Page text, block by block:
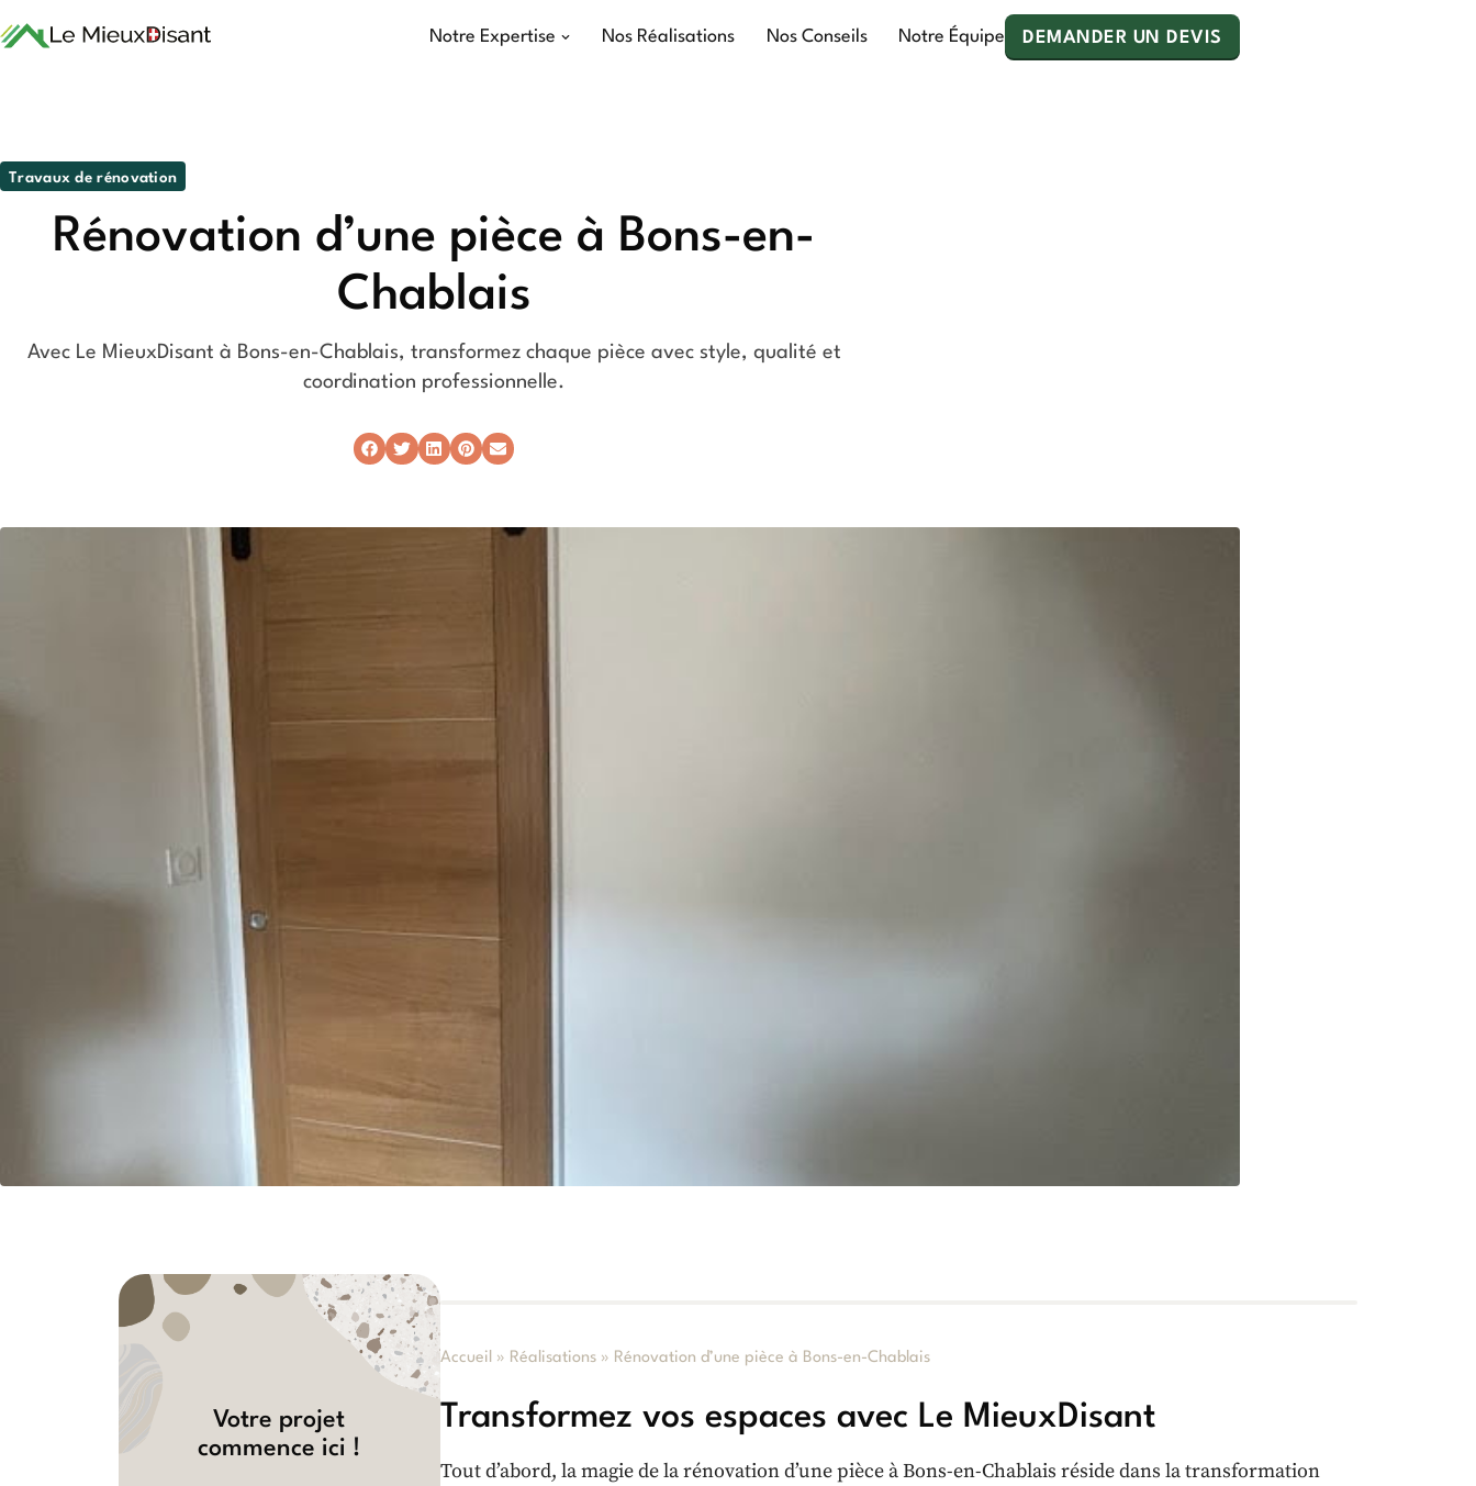
Notre Expertise Nos Réalisations Nos Conseils Notre Équipe DEMANDER UN DEVIS
Travaux de rénovation
Rénovation d’une pièce à Bons-en-
Chablais
Avec Le MieuxDisant à Bons-en-Chablais, transformez chaque pièce avec style, qualité et
coordination professionnelle.
Votre projet
commence ici !
Accueil » Réalisations » Rénovation d’une pièce à Bons-en-Chablais
Transformez vos espaces avec Le MieuxDisant
Tout d’abord, la magie de la rénovation d’une pièce à Bons-en-Chablais réside dans la transformation